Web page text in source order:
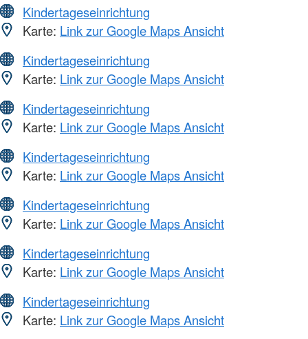
Kindertageseinrichtung
Karte: Link zur Google Maps Ansicht
Kindertageseinrichtung
Karte: Link zur Google Maps Ansicht
Kindertageseinrichtung
Karte: Link zur Google Maps Ansicht
Kindertageseinrichtung
Karte: Link zur Google Maps Ansicht
Kindertageseinrichtung
Karte: Link zur Google Maps Ansicht
Kindertageseinrichtung
Karte: Link zur Google Maps Ansicht
Kindertageseinrichtung
Karte: Link zur Google Maps Ansicht